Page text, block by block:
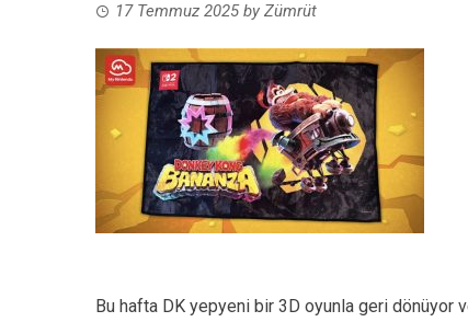
17 Temmuz 2025by Zümrüt
Bu hafta DK yepyeni bir 3D oyunla geri dönüyor